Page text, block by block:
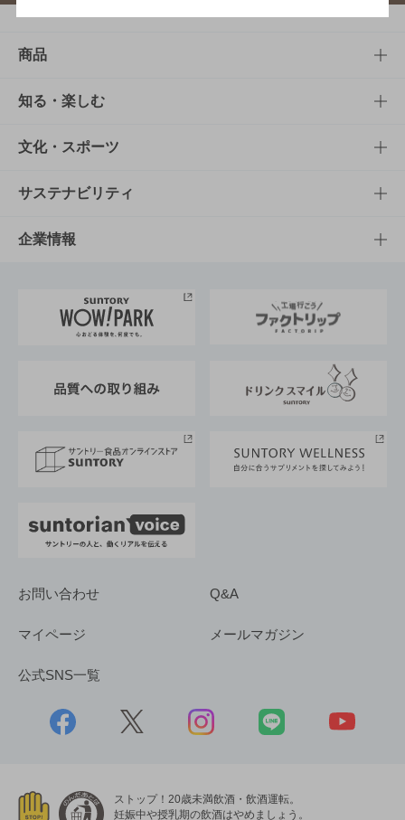
商品
商品TOP
商品一覧
商品発売情報
栄養成分一覧
知る・楽しむ
知る・楽しむTOP
キャンペーン
工場見学
地域情報
文化・スポーツ
文化・スポーツTOP
サントリーホール
サントリーサンバーズ大阪
サステナビリティ
サステナビリティTOP
サントリーが考えるサステナビリティ経営
企業情報
企業概要
採用情報
お問い合わせ Q&A
マイページ メールマガジン
公式SNS一覧
ストップ！20歳未満飲酒・飲酒運転。
妊娠中や授乳期の飲酒はやめましょう。